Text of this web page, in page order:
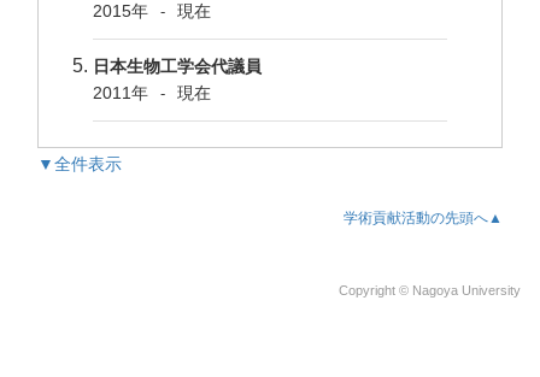
2015年
- 現在
日本生物工学会代議員
2011年
- 現在
▼全件表示
学術貢献活動の先頭へ▲
Copyright © Nagoya University